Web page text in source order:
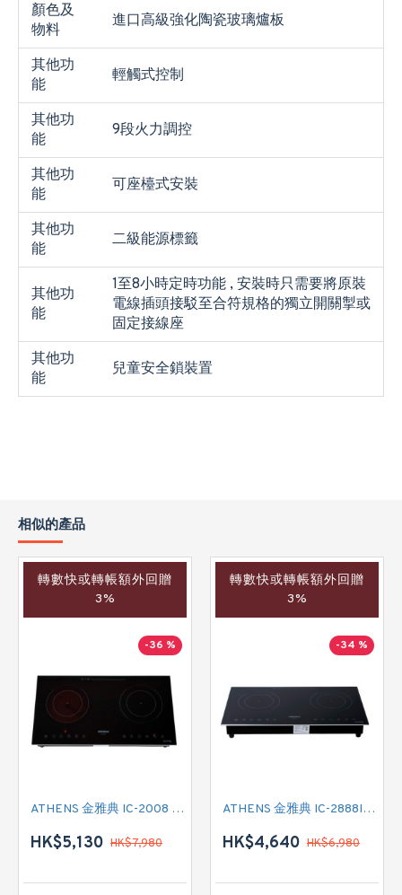
顏色及
物料
進口高級強化陶瓷玻璃爐板
其他功
能
輕觸式控制
其他功
能
9段火力調控
其他功
能
可座檯式安裝
其他功
能
二級能源標籤
其他功
能
1至8小時定時功能 , 安裝時只需要將原裝
電線插頭接駁至合符規格的獨立開關掣或
固定接線座
其他功
能
兒童安全鎖裝置
相似的產品
轉數快或轉帳額外回贈
3%
-36 %
ATHENS 金雅典 IC-2008 雙頭電磁/電陶二合一
HK$5,130 HK$7,980
轉數快或轉帳額外回贈
3%
-34 %
ATHENS 金雅典 IC-2888IEC 雙頭電磁爐
HK$4,640 HK$6,980